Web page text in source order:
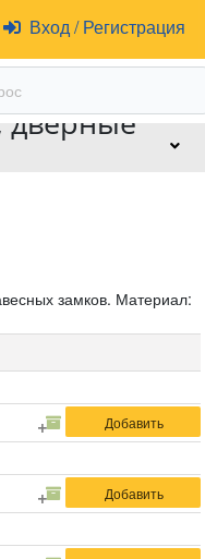
Вход /Регистрация
дверные
замков. Материал: